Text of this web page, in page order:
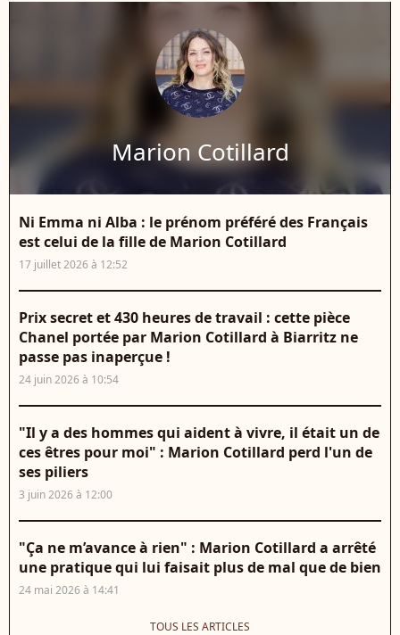
Marion Cotillard
Ni Emma ni Alba : le prénom préféré des Français
est celui de la fille de Marion Cotillard
17 juillet 2026 à 12:52
Prix secret et 430 heures de travail : cette pièce
Chanel portée par Marion Cotillard à Biarritz ne
passe pas inaperçue !
24 juin 2026 à 10:54
"Il y a des hommes qui aident à vivre, il était un de
ces êtres pour moi" : Marion Cotillard perd l'un de
ses piliers
3 juin 2026 à 12:00
"Ça ne m’avance à rien" : Marion Cotillard a arrêté
une pratique qui lui faisait plus de mal que de bien
24 mai 2026 à 14:41
TOUS LES ARTICLES